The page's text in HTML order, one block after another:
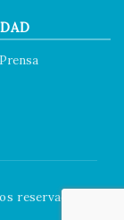
reservados.